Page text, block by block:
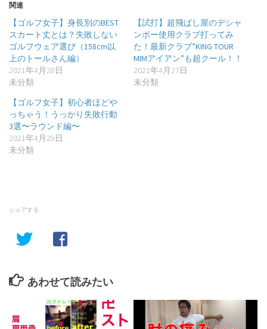
関連
【ゴルフ女子】身長別のBEST
スカート丈とは？失敗しない
ゴルフウェア選び（158cm以
上のトールさん編）
2021年4月28日
未分類
【試打】超飛ばし屋のデシャ
ンボー使用クラブ打ってみ
た！最新クラブ”KING TOUR
MIMアイアン”も超クール！！
2021年4月27日
未分類
【ゴルフ女子】初心者ほどや
っちゃう！うっかり失敗行動
3選〜ラウンド編〜
2021年4月29日
未分類
シェアする
あわせて読みたい